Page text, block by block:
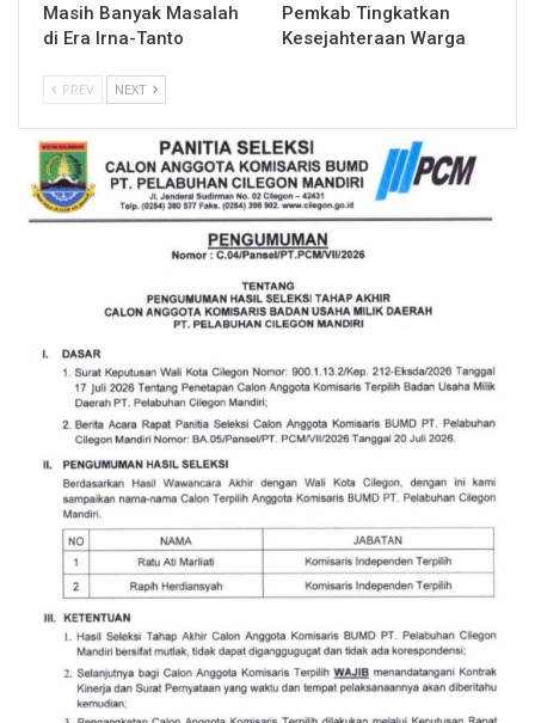
Masih Banyak Masalah
di Era Irna-Tanto
Pemkab Tingkatkan
Kesejahteraan Warga
PREV NEXT